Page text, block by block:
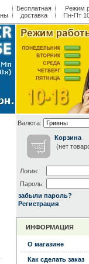
Бесплатная
доставка
Режим
Пн-Пт
Валюта:
Корзина
(нет
Логин:
Пароль:
забыли пароль?
Регистрация
ИНФОРМАЦИЯ
О магазине
Как сделать заказ